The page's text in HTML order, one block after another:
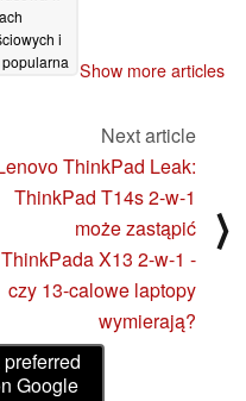
i
Show more articles
Next article
ThinkPad Leak:
ThinkPad T14s 2-w-1
może zastąpić
ThinkPada X13 2-w-1 -
czy 13-calowe laptopy
wymierają?
⟩
Google